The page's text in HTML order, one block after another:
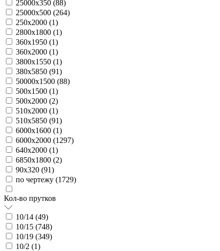
25000х350 (88)
25000х500 (264)
250х2000 (1)
2800х1800 (1)
360х1950 (1)
360х2000 (1)
3800х1550 (1)
380х5850 (91)
50000х1500 (88)
500х1500 (1)
500х2000 (2)
510х2000 (1)
510х5850 (91)
6000х1600 (1)
6000х2000 (1297)
640х2000 (1)
6850х1800 (2)
90х320 (91)
по чертежу (1729)
Кол-во прутков
10/14 (49)
10/15 (748)
10/19 (349)
10/2 (1)